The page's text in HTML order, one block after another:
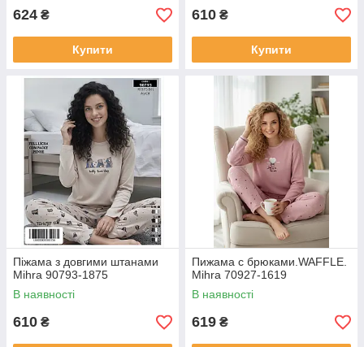
624 ₴
Купити
610 ₴
Купити
Піжама з довгими штанами
Mihra 90793-1875
В наявності
610 ₴
Пижама с брюками.WAFFLE.
Mihra 70927-1619
В наявності
619 ₴